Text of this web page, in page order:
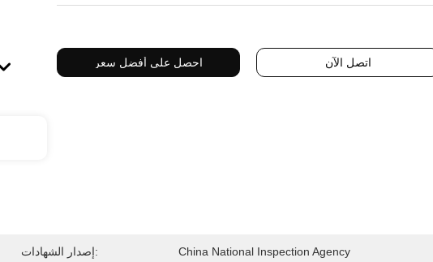
احصل على أفضل سعر اتصل الآن
إصدار الشهادات: China National Inspection Agency